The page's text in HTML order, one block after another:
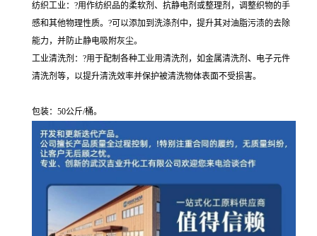
纺织工业：?用作纺织品的柔软剂、抗静电剂或整理剂，调整织物的手
感和其他物理性质。?可以添加到洗涤剂中，提升其对油脂污渍的去除
能力，并防止静电吸附灰尘。
工业清洗剂：?用于配制各种工业用清洗剂，如金属清洗剂、电子元件
清洗剂等，以提升清洗效率并保护被清洗物体表面不受损害。
包装：50公斤/桶。